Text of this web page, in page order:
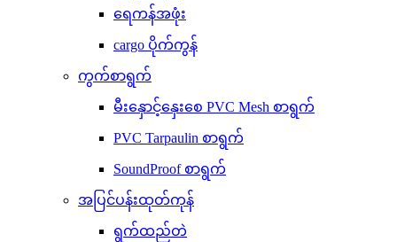
ရေကန်အဖုံး
cargo ပိုက်ကွန်
ကွက်စာရွက်
မီးနှောင့်နှေးစေ PVC Mesh စာရွက်
PVC Tarpaulin စာရွက်
SoundProof စာရွက်
အပြင်ပန်းထုတ်ကုန်
ရွက်ထည်တဲ